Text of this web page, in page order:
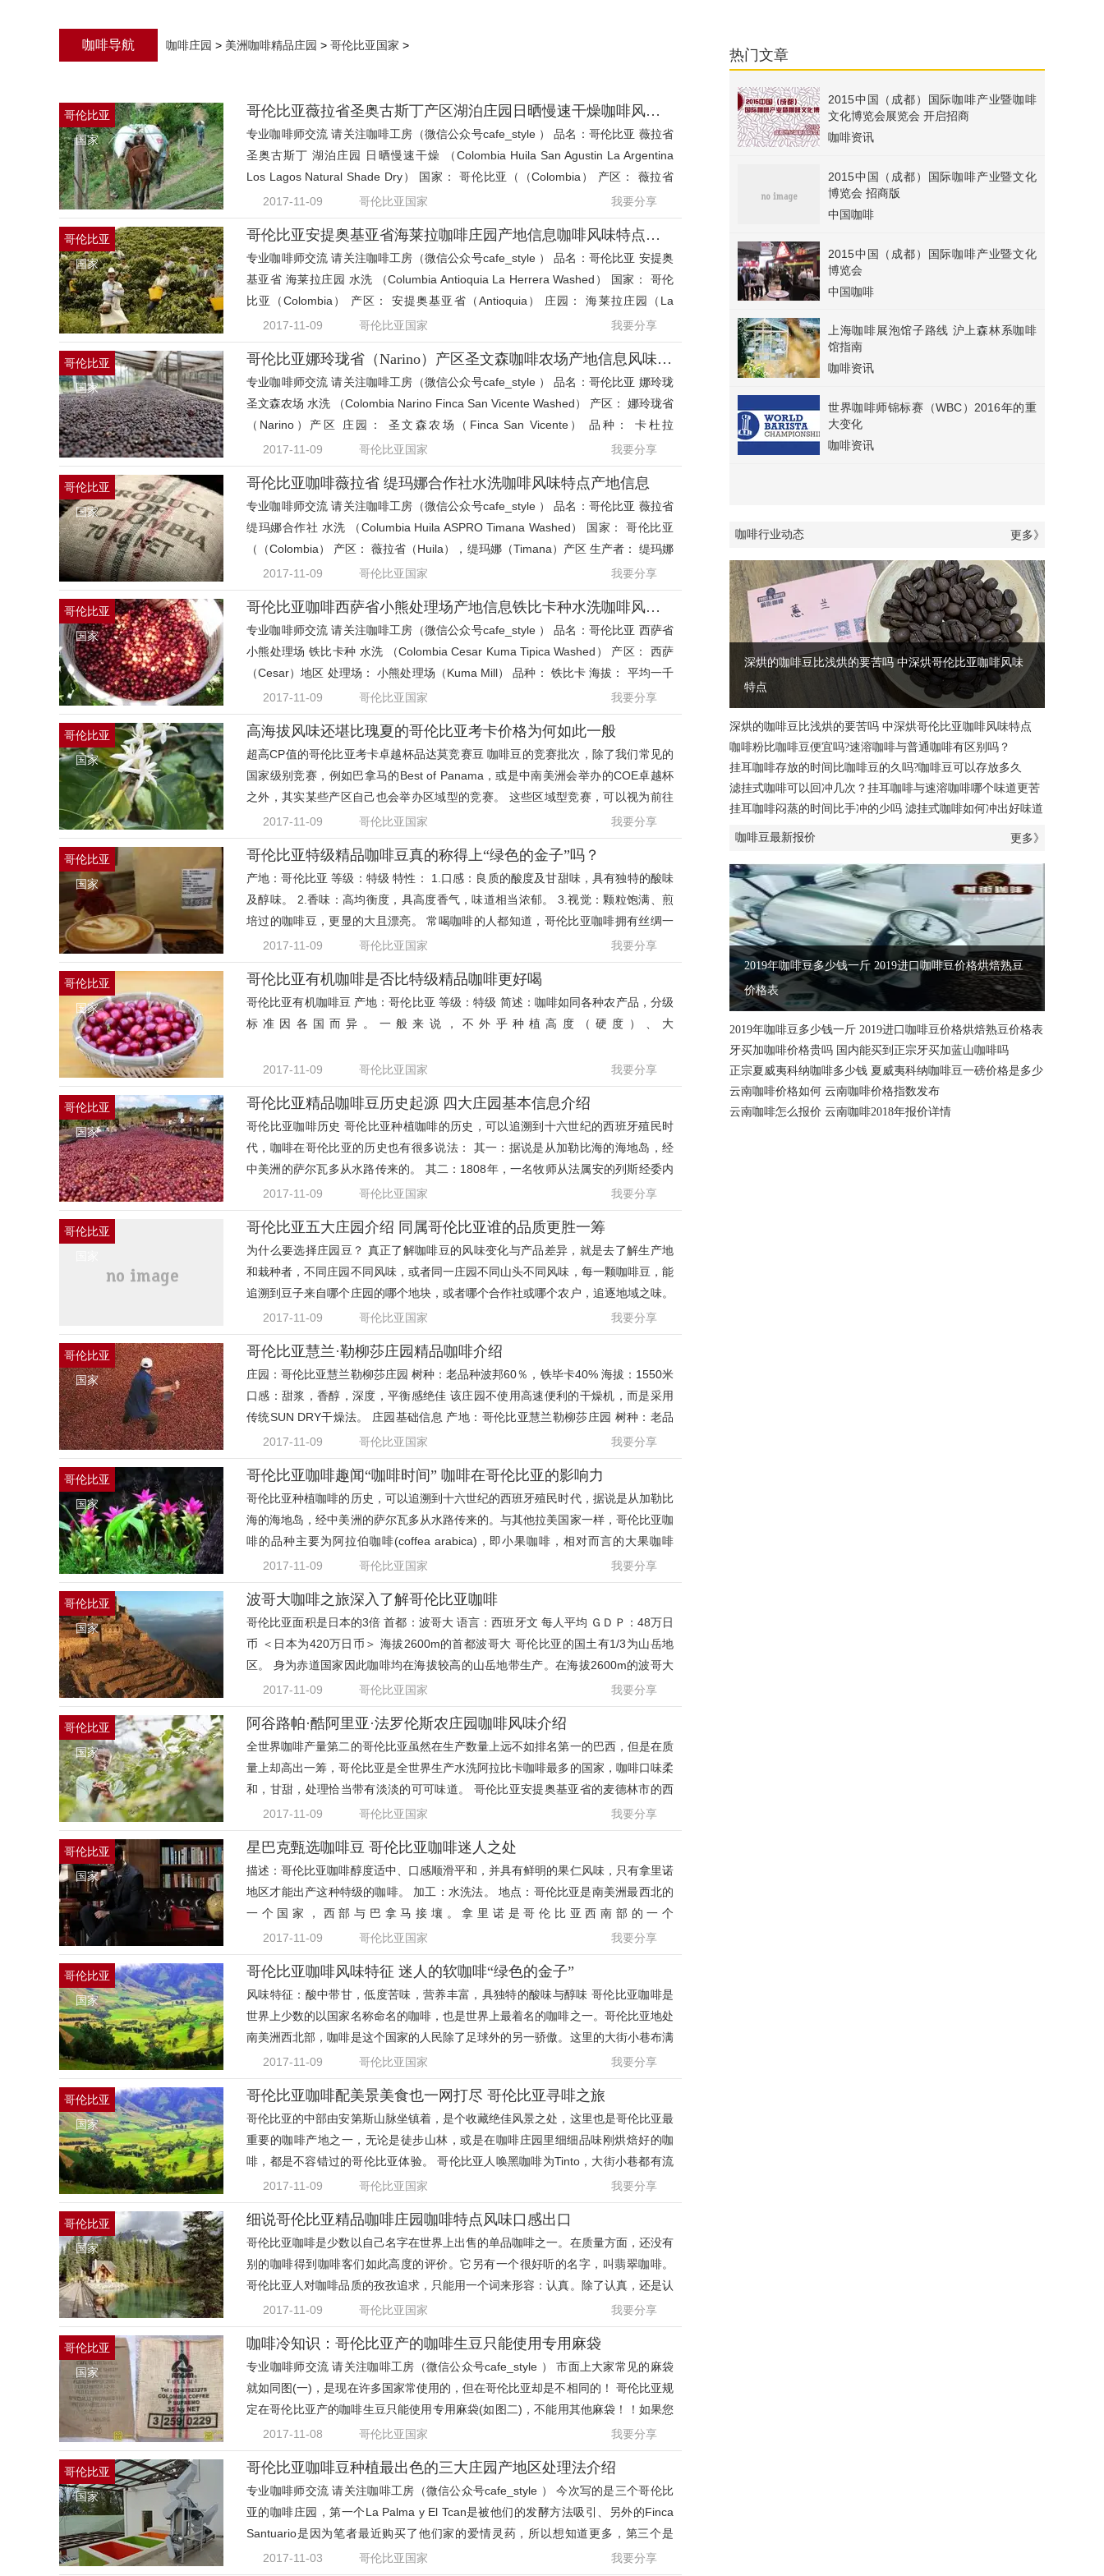
咖啡导航 咖啡庄园 > 美洲咖啡精品庄园 > 哥伦比亚国家 >
哥伦比亚
国家
哥伦比亚薇拉省圣奥古斯丁产区湖泊庄园日晒慢速干燥咖啡风味特点
专业咖啡师交流 请关注咖啡工房（微信公众号cafe_style ） 品名：哥伦比亚 薇拉省
圣奥古斯丁 湖泊庄园 日晒慢速干燥 （Colombia Huila San Agustin La Argentina
Los Lagos Natural Shade Dry） 国家： 哥伦比亚（（Colombia） 产区： 薇拉省
（Huila），圣
2017-11-09 哥伦比亚国家 我要分享
哥伦比亚
国家
哥伦比亚安提奥基亚省海莱拉咖啡庄园产地信息咖啡风味特点介绍
专业咖啡师交流 请关注咖啡工房（微信公众号cafe_style ） 品名：哥伦比亚 安提奥
基亚省 海莱拉庄园 水洗 （Columbia Antioquia La Herrera Washed） 国家： 哥伦
比亚（Colombia） 产区： 安提奥基亚省（Antioquia） 庄园： 海莱拉庄园（La
Herrera） 品种：
2017-11-09 哥伦比亚国家 我要分享
哥伦比亚
国家
哥伦比亚娜玲珑省（Narino）产区圣文森咖啡农场产地信息风味特点
专业咖啡师交流 请关注咖啡工房（微信公众号cafe_style ） 品名：哥伦比亚 娜玲珑
圣文森农场 水洗 （Colombia Narino Finca San Vicente Washed） 产区： 娜玲珑省
（Narino）产区 庄园： 圣文森农场（Finca San Vicente） 品种： 卡杜拉
（Caturra） 海拔：
2017-11-09 哥伦比亚国家 我要分享
哥伦比亚
国家
哥伦比亚咖啡薇拉省 缇玛娜合作社水洗咖啡风味特点产地信息
专业咖啡师交流 请关注咖啡工房（微信公众号cafe_style ） 品名：哥伦比亚 薇拉省
缇玛娜合作社 水洗 （Columbia Huila ASPRO Timana Washed） 国家： 哥伦比亚
（（Colombia） 产区： 薇拉省（Huila），缇玛娜（Timana）产区 生产者： 缇玛娜
合作社（ASPRO T
2017-11-09 哥伦比亚国家 我要分享
哥伦比亚
国家
哥伦比亚咖啡西萨省小熊处理场产地信息铁比卡种水洗咖啡风味特点
专业咖啡师交流 请关注咖啡工房（微信公众号cafe_style ） 品名：哥伦比亚 西萨省
小熊处理场 铁比卡种 水洗 （Colombia Cesar Kuma Tipica Washed） 产区： 西萨
（Cesar）地区 处理场： 小熊处理场（Kuma Mill） 品种： 铁比卡 海拔： 平均一千
八百米 等级
2017-11-09 哥伦比亚国家 我要分享
哥伦比亚
国家
高海拔风味还堪比瑰夏的哥伦比亚考卡价格为何如此一般
超高CP值的哥伦比亚考卡卓越杯品达莫竞赛豆 咖啡豆的竞赛批次，除了我们常见的
国家级别竞赛，例如巴拿马的Best of Panama，或是中南美洲会举办的COE卓越杯
之外，其实某些产区自己也会举办区域型的竞赛。 这些区域型竞赛，可以视为前往
国家竞赛前的小联盟比赛
2017-11-09 哥伦比亚国家 我要分享
哥伦比亚
国家
哥伦比亚特级精品咖啡豆真的称得上“绿色的金子”吗？
产地：哥伦比亚 等级：特级 特性： 1.口感：良质的酸度及甘甜味，具有独特的酸味
及醇味。 2.香味：高均衡度，具高度香气，味道相当浓郁。 3.视觉：颗粒饱满、煎
培过的咖啡豆，更显的大且漂亮。 常喝咖啡的人都知道，哥伦比亚咖啡拥有丝绸一
般柔滑的口感。它
2017-11-09 哥伦比亚国家 我要分享
哥伦比亚
国家
哥伦比亚有机咖啡是否比特级精品咖啡更好喝
哥伦比亚有机咖啡豆 产地：哥伦比亚 等级：特级 简述：咖啡如同各种农产品，分级
标准因各国而异。一般来说，不外乎种植高度（硬度）、大
2017-11-09 哥伦比亚国家 我要分享
哥伦比亚
国家
哥伦比亚精品咖啡豆历史起源 四大庄园基本信息介绍
哥伦比亚咖啡历史 哥伦比亚种植咖啡的历史，可以追溯到十六世纪的西班牙殖民时
代，咖啡在哥伦比亚的历史也有很多说法： 其一：据说是从加勒比海的海地岛，经
中美洲的萨尔瓦多从水路传来的。 其二：1808年，一名牧师从法属安的列斯经委内
瑞拉将咖啡豆首次引入
2017-11-09 哥伦比亚国家 我要分享
哥伦比亚
哥伦比亚五大庄园介绍 同属哥伦比亚谁的品质更胜一筹
为什么要选择庄园豆？ 真正了解咖啡豆的风味变化与产品差异，就是去了解生产地
和栽种者，不同庄园不同风味，或者同一庄园不同山头不同风味，每一颗咖啡豆，能
追溯到豆子来自哪个庄园的哪个地块，或者哪个合作社或哪个农户，追逐地域之味。
前往咖啡产地，踏进
2017-11-09 哥伦比亚国家 我要分享
哥伦比亚
国家
哥伦比亚慧兰·勒柳莎庄园精品咖啡介绍
庄园：哥伦比亚慧兰勒柳莎庄园 树种：老品种波邦60％，铁毕卡40% 海拔：1550米
口感：甜浆，香醇，深度，平衡感绝佳 该庄园不使用高速便利的干燥机，而是采用
传统SUN DRY干燥法。 庄园基础信息 产地：哥伦比亚慧兰勒柳莎庄园 树种：老品
种波邦60％，铁毕卡40
2017-11-09 哥伦比亚国家 我要分享
哥伦比亚
国家
哥伦比亚咖啡趣闻“咖啡时间” 咖啡在哥伦比亚的影响力
哥伦比亚种植咖啡的历史，可以追溯到十六世纪的西班牙殖民时代，据说是从加勒比
海的海地岛，经中美洲的萨尔瓦多从水路传来的。与其他拉美国家一样，哥伦比亚咖
啡的品种主要为阿拉伯咖啡(coffea arabica)，即小果咖啡，相对而言的大果咖啡
(coffea robusta)大
2017-11-09 哥伦比亚国家 我要分享
哥伦比亚
国家
波哥大咖啡之旅深入了解哥伦比亚咖啡
哥伦比亚面积是日本的3倍 首都：波哥大 语言：西班牙文 每人平均 ＧＤＰ：48万日
币 ＜日本为420万日币＞ 海拔2600m的首都波哥大 哥伦比亚的国土有1/3为山岳地
区。 身为赤道国家因此咖啡均在海拔较高的山岳地带生产。在海拔2600m的波哥大
爬楼梯时更能感受到波
2017-11-09 哥伦比亚国家 我要分享
哥伦比亚
国家
阿谷路帕·酷阿里亚·法罗伦斯农庄园咖啡风味介绍
全世界咖啡产量第二的哥伦比亚虽然在生产数量上远不如排名第一的巴西，但是在质
量上却高出一筹，哥伦比亚是全世界生产水洗阿拉比卡咖啡最多的国家，咖啡口味柔
和，甘甜，处理恰当带有淡淡的可可味道。 哥伦比亚安提奥基亚省的麦德林市的西
南部的阿谷路帕酷阿
2017-11-09 哥伦比亚国家 我要分享
哥伦比亚
国家
星巴克甄选咖啡豆 哥伦比亚咖啡迷人之处
描述：哥伦比亚咖啡醇度适中、口感顺滑平和，并具有鲜明的果仁风味，只有拿里诺
地区才能出产这种特级的咖啡。 加工：水洗法。 地点：哥伦比亚是南美洲最西北的
一个国家，西部与巴拿马接壤。拿里诺是哥伦比亚西南部的一个
2017-11-09
哥伦比亚国家 我要分享
哥伦比亚
国家
哥伦比亚咖啡风味特征 迷人的软咖啡“绿色的金子”
风味特征：酸中带甘，低度苦味，营养丰富，具独特的酸味与醇味 哥伦比亚咖啡是
世界上少数的以国家名称命名的咖啡，也是世界上最着名的咖啡之一。哥伦比亚地处
南美洲西北部，咖啡是这个国家的人民除了足球外的另一骄傲。这里的大街小巷布满
了咖啡馆，服务生用
2017-11-09 哥伦比亚国家 我要分享
哥伦比亚
国家
哥伦比亚咖啡配美景美食也一网打尽 哥伦比亚寻啡之旅
哥伦比亚的中部由安第斯山脉坐镇着，是个收藏绝佳风景之处，这里也是哥伦比亚最
重要的咖啡产地之一，无论是徒步山林，或是在咖啡庄园里细细品味刚烘焙好的咖
啡，都是不容错过的哥伦比亚体验。 哥伦比亚人唤黑咖啡为Tinto，大街小巷都有流
动的咖啡摊，无时无
2017-11-09 哥伦比亚国家 我要分享
哥伦比亚
国家
细说哥伦比亚精品咖啡庄园咖啡特点风味口感出口
哥伦比亚咖啡是少数以自己名字在世界上出售的单品咖啡之一。在质量方面，还没有
别的咖啡得到咖啡客们如此高度的评价。它另有一个很好听的名字，叫翡翠咖啡。
哥伦比亚人对咖啡品质的孜孜追求，只能用一个词来形容：认真。除了认真，还是认
真。这方面一个广为
2017-11-09 哥伦比亚国家 我要分享
哥伦比亚
国家
咖啡冷知识：哥伦比亚产的咖啡生豆只能使用专用麻袋
专业咖啡师交流 请关注咖啡工房（微信公众号cafe_style ） 市面上大家常见的麻袋
就如同图(一)，是现在许多国家常使用的，但在哥伦比亚却是不相同的！ 哥伦比亚规
定在哥伦比亚产的咖啡生豆只能使用专用麻袋(如图二)，不能用其他麻袋！！如果您
收到的不是专用
2017-11-08 哥伦比亚国家 我要分享
哥伦比亚
国家
哥伦比亚咖啡豆种植最出色的三大庄园产地区处理法介绍
专业咖啡师交流 请关注咖啡工房（微信公众号cafe_style ） 今次写的是三个哥伦比
亚的咖啡庄园，第一个La Palma y El Tcan是被他们的发酵方法吸引、另外的Finca
Santuario是因为笔者最近购买了他们家的爱情灵药，所以想知道更多，第三个是
Finca Santuario的姊
2017-11-03 哥伦比亚国家 我要分享
热门文章
2015中国（成都）国际咖啡产业暨咖啡
文化博览会展览会 开启招商
咖啡资讯
2015中国（成都）国际咖啡产业暨文化
博览会 招商版
中国咖啡
2015中国（成都）国际咖啡产业暨文化
博览会
中国咖啡
上海咖啡展泡馆子路线 沪上森林系咖啡
馆指南
咖啡资讯
世界咖啡师锦标赛（WBC）2016年的重
大变化
咖啡资讯
更多》
咖啡行业动态
深烘的咖啡豆比浅烘的要苦吗 中深烘哥伦比亚咖啡风味
特点
深烘的咖啡豆比浅烘的要苦吗 中深烘哥伦比亚咖啡风味特点
咖啡粉比咖啡豆便宜吗?速溶咖啡与普通咖啡有区别吗？
挂耳咖啡存放的时间比咖啡豆的久吗?咖啡豆可以存放多久
滤挂式咖啡可以回冲几次？挂耳咖啡与速溶咖啡哪个味道更苦
挂耳咖啡闷蒸的时间比手冲的少吗 滤挂式咖啡如何冲出好味道
更多》
咖啡豆最新报价
2019年咖啡豆多少钱一斤 2019进口咖啡豆价格烘焙熟豆
价格表
2019年咖啡豆多少钱一斤 2019进口咖啡豆价格烘焙熟豆价格表
牙买加咖啡价格贵吗 国内能买到正宗牙买加蓝山咖啡吗
正宗夏威夷科纳咖啡多少钱 夏威夷科纳咖啡豆一磅价格是多少
云南咖啡价格如何 云南咖啡价格指数发布
云南咖啡怎么报价 云南咖啡2018年报价详情